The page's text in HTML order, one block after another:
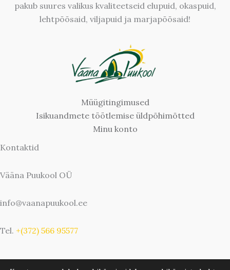
pakub suures valikus kvaliteetseid elupuid, okaspuid,
lehtpõõsaid, viljapuid ja marjapõõsaid!
Müügitingimused
Isikuandmete töötlemise üldpõhimõtted
Minu konto
Kontaktid
Vääna Puukool OÜ
info@vaanapuukool.ee
Tel. +(372) 566 95577